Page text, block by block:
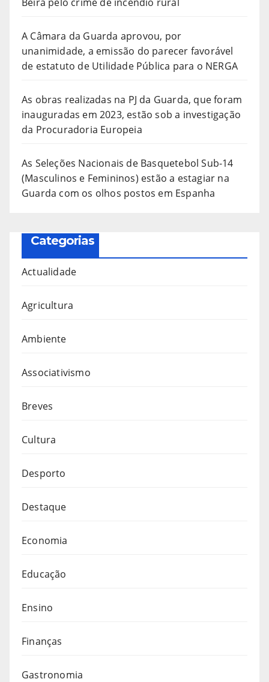
A Câmara da Guarda aprovou, por
unanimidade, a emissão do parecer favorável
de estatuto de Utilidade Pública para o NERGA
As obras realizadas na PJ da Guarda, que foram
inauguradas em 2023, estão sob a investigação
da Procuradoria Europeia
As Seleções Nacionais de Basquetebol Sub-14
(Masculinos e Femininos) estão a estagiar na
Guarda com os olhos postos em Espanha
Categorias
Actualidade
Agricultura
Ambiente
Associativismo
Breves
Cultura
Desporto
Destaque
Economia
Educação
Ensino
Finanças
Gastronomia